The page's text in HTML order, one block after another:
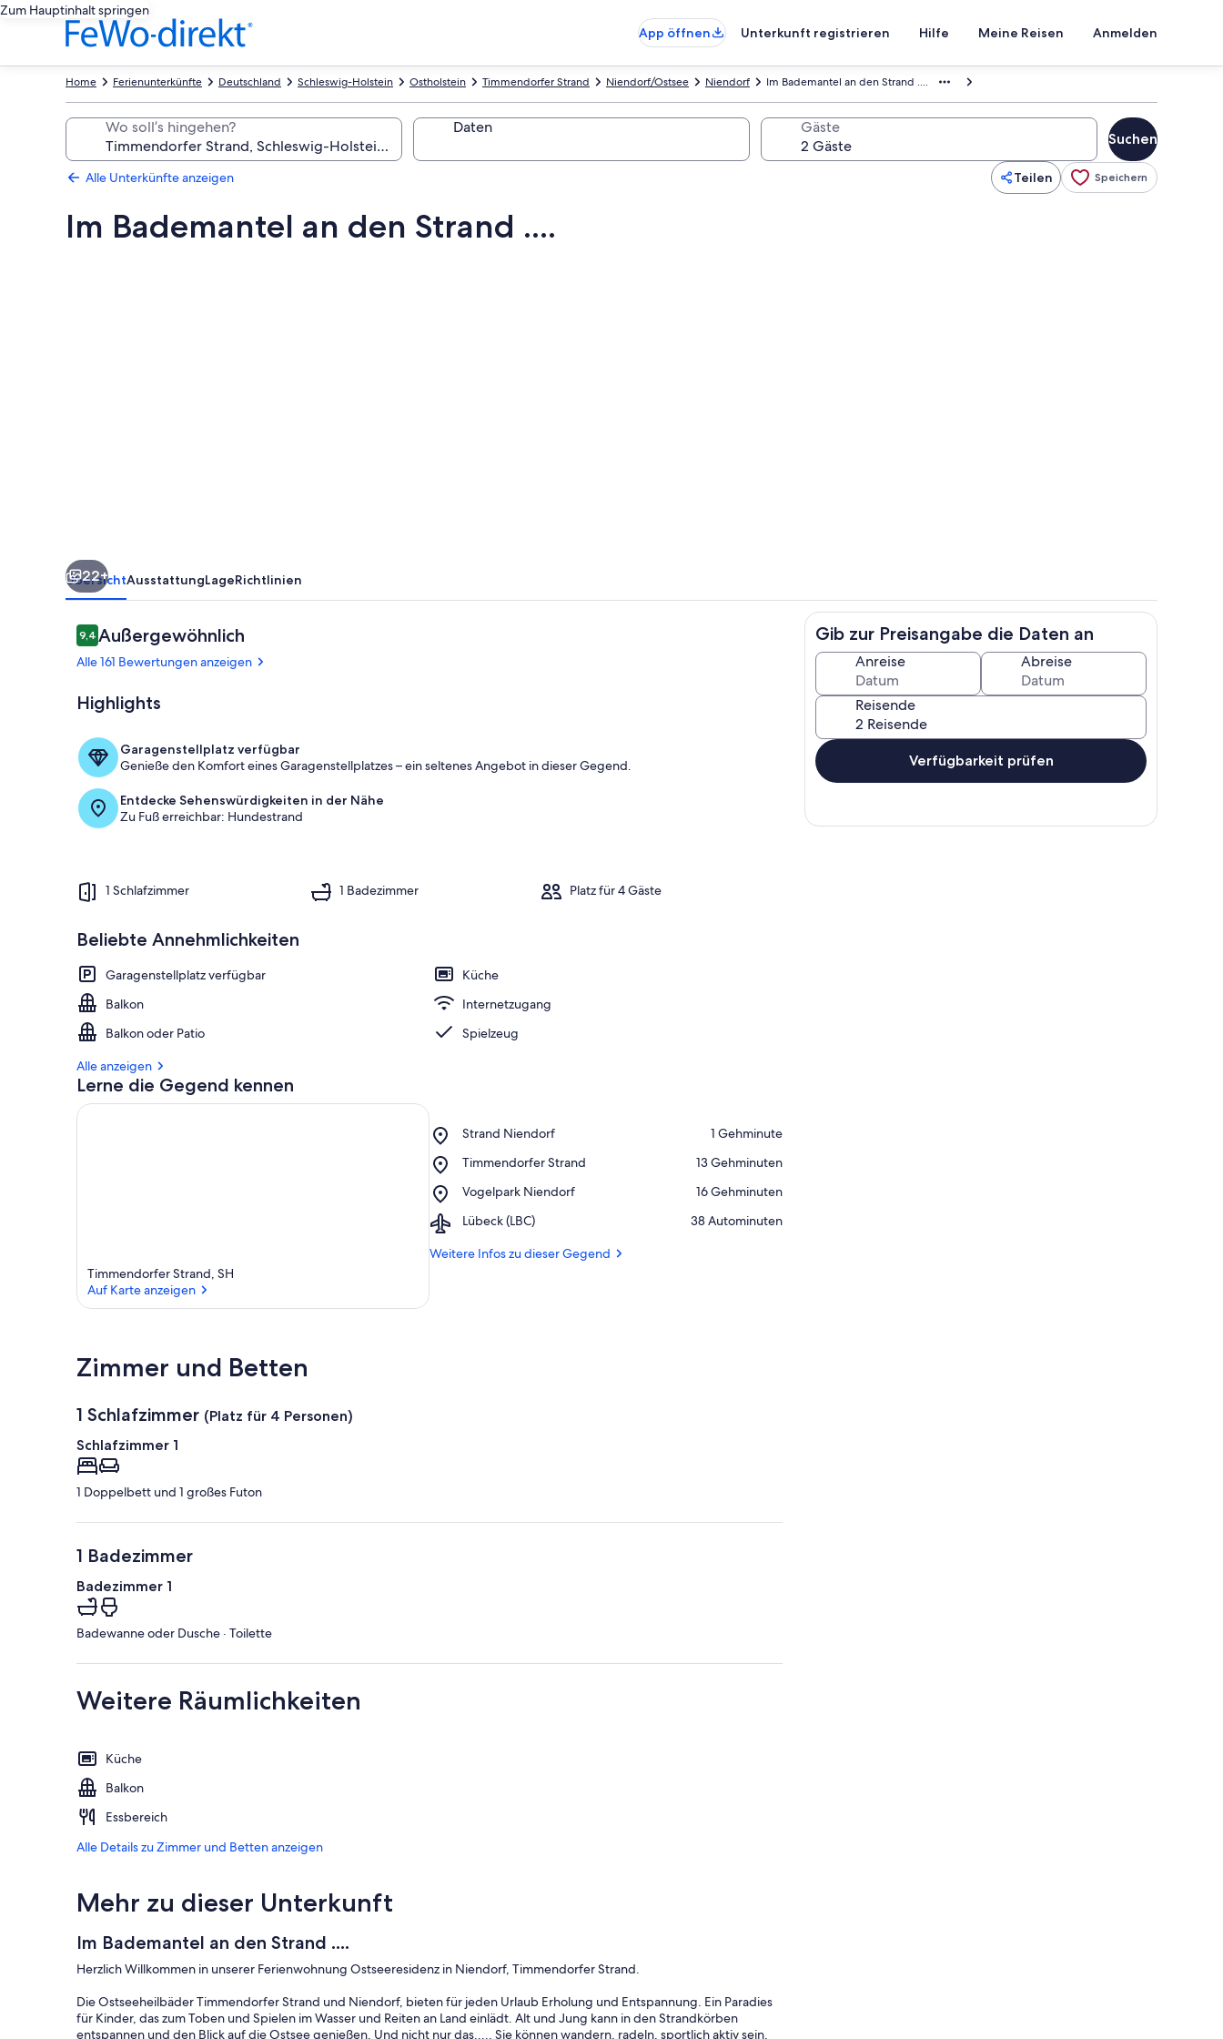
Zum Hauptinhalt springen
App öffnen
Unterkunft registrieren Hilfe Meine Reisen Anmelden
Im Bademantel an den Strand ....
Niendorf
Niendorf/Ostsee
Timmendorfer Strand
Ostholstein
Schleswig-Holstein
Deutschland
Ferienunterkünfte
Home
Wo soll’s hingehen? Daten Gäste
Suchen
Alle Unterkünfte anzeigen Teilen Speichern
Im Bademantel an den Strand ....
Wohnzimmer Wohnzimmer
22+
ÜbersichtAusstattungLageRichtlinien
Bewertungen
9,49,4 von 10.
Außergewöhnlich
Alle 161 Bewertungen anzeigen
Highlights
Garagenstellplatz verfügbar
Genieße den Komfort eines Garagenstellplatzes – ein seltenes Angebot in dieser Gegend.
Entdecke Sehenswürdigkeiten in der Nähe
Zu Fuß erreichbar: Hundestrand
1 Schlafzimmer 1 Badezimmer Platz für 4 Gäste
Beliebte Annehmlichkeiten
Garagenstellplatz verfügbar
Küche
Balkon
Internetzugang
Balkon oder Patio
Spielzeug
Alle anzeigen
Lerne die Gegend kennen
Timmendorfer Strand, SH
Auf Karte anzeigen
Strand Niendorf
Place,
Niendorf
‪1 Gehminute‬
Timmendorfer Strand
Place,
Strand
‪13 Gehminuten‬
Vogelpark Niendorf
Place,
Niendorf
‪16 Gehminuten‬
Lübeck (LBC)
Airport,
(LBC)
‪38 Autominuten‬
Weitere Infos zu dieser Gegend
Zimmer und Betten
1 Schlafzimmer (Platz für 4 Personen)
Schlafzimmer 1
1 Doppelbett und 1 großes Futon
1 Badezimmer
Badezimmer 1
Badewanne oder Dusche · Toilette
Weitere Räumlichkeiten
Küche
Balkon
Essbereich
Alle Details zu Zimmer und Betten anzeigen
Mehr zu dieser Unterkunft
Im Bademantel an den Strand ....
Herzlich Willkommen in unserer Ferienwohnung Ostseeresidenz in Niendorf, Timmendorfer Strand.
Die Ostseeheilbäder Timmendorfer Strand und Niendorf, bieten für jeden Urlaub Erholung und Entspannung. Ein Paradies
für Kinder, das zum Toben und Spielen im Wasser und Reiten an Land einlädt. Alt und Jung kann in den Strandkörben
entspannen und den Blick auf die Ostsee genießen. Und nicht nur das...., Sie können wandern, radeln, sportlich aktiv sein,
Gib zur Preisangabe die Daten an
Anreise Abreise
Reisende
Verfügbarkeit prüfen